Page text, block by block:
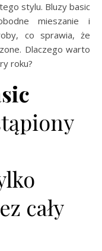
stylu. Bluzy basic
mieszanie i
co sprawia, że
Dlaczego warto
roku?
cały